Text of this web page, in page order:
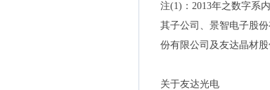
注(1)：2013年之数字系
其子公司、景智电子股
份有限公司及友达晶材
关于友达光电